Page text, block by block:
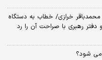
محمدباقر خرازی/ خطاب به دستگاه
رهبری با صراحت آن را رد
می شود؟